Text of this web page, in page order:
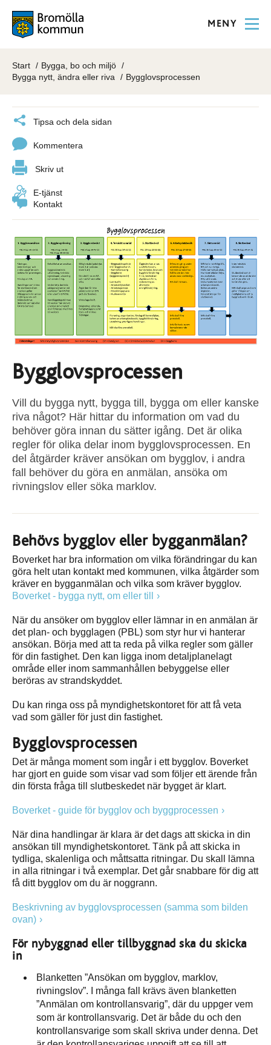
MENY
Start
Bygga, bo och miljö
Bygga nytt, ändra eller riva
Bygglovsprocessen
Tipsa och dela sidan
Kommentera
Skriv ut
E-tjänst
Kontakt
Bygglovsprocessen
Vill du bygga nytt, bygga till, bygga om eller kanske
riva något? Här hittar du information om vad du
behöver göra innan du sätter igång. Det är olika
regler för olika delar inom bygglovsprocessen. En
del åtgärder kräver ansökan om bygglov, i andra
fall behöver du göra en anmälan, ansöka om
rivningslov eller söka marklov.
Behövs bygglov eller bygganmälan?
Boverket har bra information om vilka förändringar du kan
göra helt utan kontakt med kommunen, vilka åtgärder som
kräver en bygganmälan och vilka som kräver bygglov.
Boverket - bygga nytt, om eller till
När du ansöker om bygglov eller lämnar in en anmälan är
det plan- och bygglagen (PBL) som styr hur vi hanterar
ansökan. Börja med att ta reda på vilka regler som gäller
för din fastighet. Den kan ligga inom detaljplanelagt
område eller inom sammanhållen bebyggelse eller
beröras av strandskyddet.
Du kan ringa oss på myndighetskontoret för att få veta
vad som gäller för just din fastighet.
Bygglovsprocessen
Det är många moment som ingår i ett bygglov. Boverket
har gjort en guide som visar vad som följer ett ärende från
din första fråga till slutbeskedet när bygget är klart.
Boverket - guide för bygglov och byggprocessen
När dina handlingar är klara är det dags att skicka in din
ansökan till myndighetskontoret. Tänk på att skicka in
tydliga, skalenliga och måttsatta ritningar. Du skall lämna
in alla ritningar i två exemplar. Det går snabbare för dig att
få ditt bygglov om du är noggrann.
Beskrivning av bygglovsprocessen (samma som bilden
ovan)
För nybyggnad eller tillbyggnad ska du skicka
in
Blanketten ”Ansökan om bygglov, marklov,
rivningslov”. I många fall krävs även blanketten
”Anmälan om kontrollansvarig”, där du uppger vem
som är kontrollansvarig. Det är både du och den
kontrollansvarige som skall skriva under denna. Det